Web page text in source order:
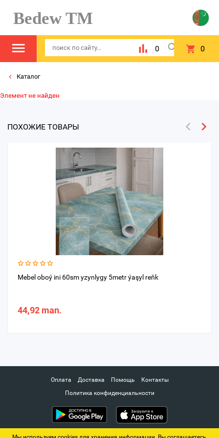
Bedew TM
0 0
Каталог
Элемент не найден
ПОХОЖИЕ ТОВАРЫ
Mebel oboý ini 60sm yzynlygy 5metr ýaşyl reňk
44,92 man.
Оплата Доставка Помощь
Контакты
Политика конфиденциальности